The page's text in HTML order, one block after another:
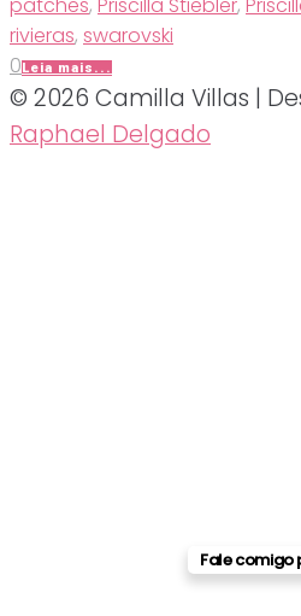
rivieras, swarovski
0Leia mais...
© 2026 Camilla Villas |
Raphael Delgado
Fale comigo